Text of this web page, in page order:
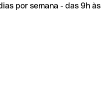
por semana - das 9h às